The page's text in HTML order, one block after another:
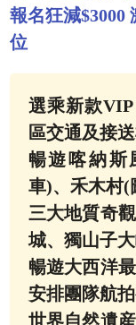
報名狂減$3000
位
選乘新款
區交通及接
暢遊喀納斯
車)、禾木村(
三大地質奇
城、獨山子大
暢遊大西洋
安排團隊航
世界自然遺